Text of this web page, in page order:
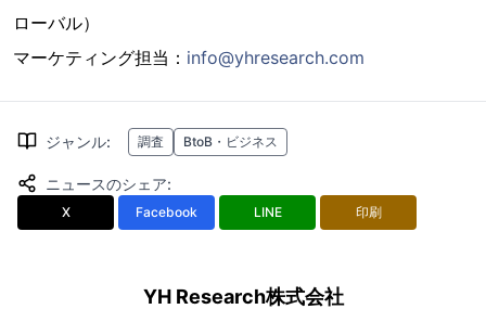
ローバル）
マーケティング担当： info@yhresearch.com
ジャンル: 調査 BtoB・ビジネス
ニュースのシェア:
X Facebook LINE 印刷
YH Research株式会社